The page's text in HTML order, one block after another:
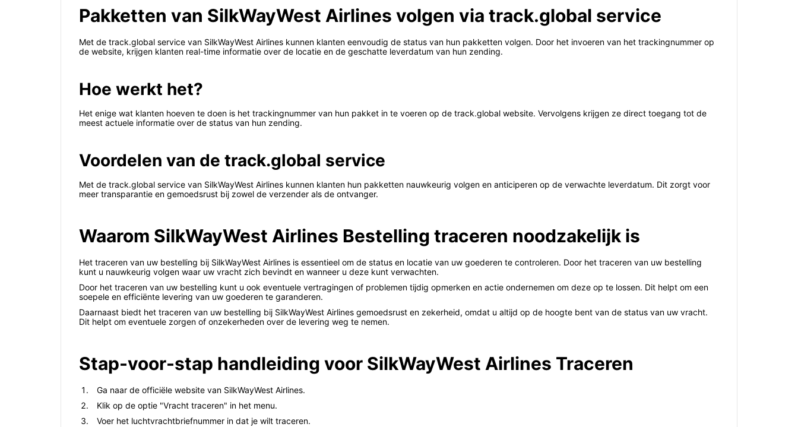
Pakketten van SilkWayWest Airlines volgen via track.global service
Met de track.global service van SilkWayWest Airlines kunnen klanten eenvoudig de status van hun pakketten volgen. Door het invoeren van het trackingnummer op
de website, krijgen klanten real-time informatie over de locatie en de geschatte leverdatum van hun zending.
Hoe werkt het?
Het enige wat klanten hoeven te doen is het trackingnummer van hun pakket in te voeren op de track.global website. Vervolgens krijgen ze direct toegang tot de
meest actuele informatie over de status van hun zending.
Voordelen van de track.global service
Met de track.global service van SilkWayWest Airlines kunnen klanten hun pakketten nauwkeurig volgen en anticiperen op de verwachte leverdatum. Dit zorgt voor
meer transparantie en gemoedsrust bij zowel de verzender als de ontvanger.
Waarom SilkWayWest Airlines Bestelling traceren noodzakelijk is
Het traceren van uw bestelling bij SilkWayWest Airlines is essentieel om de status en locatie van uw goederen te controleren. Door het traceren van uw bestelling
kunt u nauwkeurig volgen waar uw vracht zich bevindt en wanneer u deze kunt verwachten.
Door het traceren van uw bestelling kunt u ook eventuele vertragingen of problemen tijdig opmerken en actie ondernemen om deze op te lossen. Dit helpt om een
soepele en efficiënte levering van uw goederen te garanderen.
Daarnaast biedt het traceren van uw bestelling bij SilkWayWest Airlines gemoedsrust en zekerheid, omdat u altijd op de hoogte bent van de status van uw vracht.
Dit helpt om eventuele zorgen of onzekerheden over de levering weg te nemen.
Stap-voor-stap handleiding voor SilkWayWest Airlines Traceren
Ga naar de officiële website van SilkWayWest Airlines.
Klik op de optie "Vracht traceren" in het menu.
Voer het luchtvrachtbriefnummer in dat je wilt traceren.